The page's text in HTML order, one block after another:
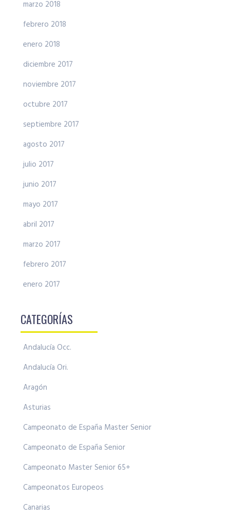
marzo 2018
febrero 2018
enero 2018
diciembre 2017
noviembre 2017
octubre 2017
septiembre 2017
agosto 2017
julio 2017
junio 2017
mayo 2017
abril 2017
marzo 2017
febrero 2017
enero 2017
CATEGORÍAS
Andalucía Occ.
Andalucía Ori.
Aragón
Asturias
Campeonato de España Master Senior
Campeonato de España Senior
Campeonato Master Senior 65+
Campeonatos Europeos
Canarias